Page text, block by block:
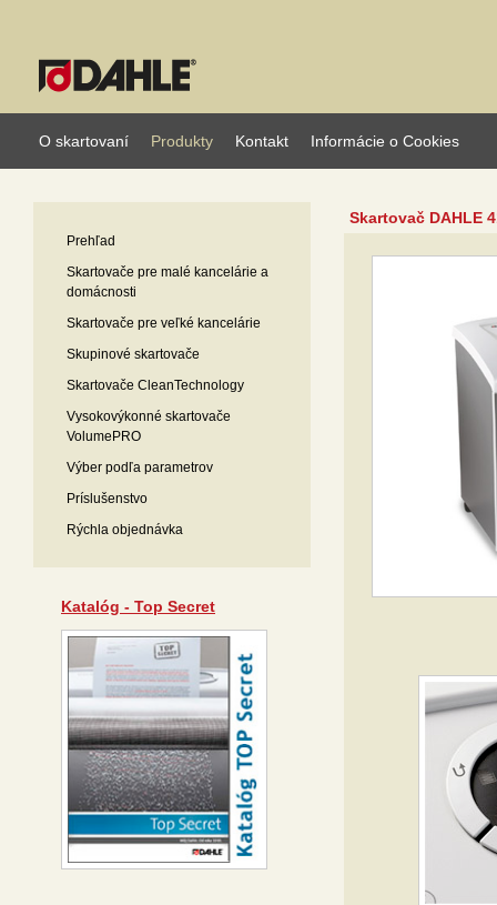
O skartovaní Produkty Kontakt Informácie o Cookies
Prehľad
Skartovače pre malé kancelárie a
domácnosti
Skartovače pre veľké kancelárie
Skupinové skartovače
Skartovače CleanTechnology
Vysokovýkonné skartovače
VolumePRO
Výber podľa parametrov
Príslušenstvo
Rýchla objednávka
Katalóg - Top Secret
Skartovač DAHLE